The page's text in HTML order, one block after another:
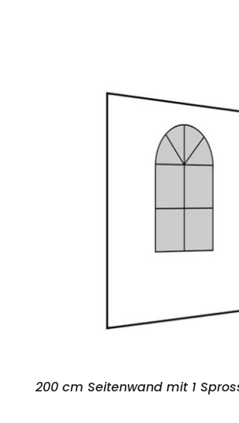
200 cm Seitenwand mit 1